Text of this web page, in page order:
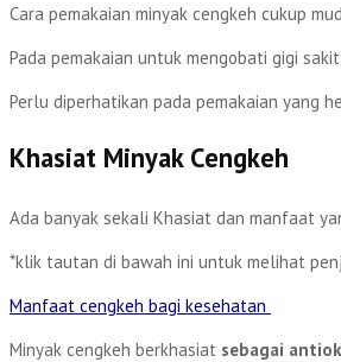
Cara pemakaian minyak cengkeh cukup
Pada pemakaian untuk mengobati gigi
Perlu diperhatikan pada pemakaian yang
Khasiat Minyak Cengkeh
Ada banyak sekali Khasiat dan manfaat
*klik tautan di bawah ini untuk melihat
Manfaat cengkeh bagi kesehatan
Minyak cengkeh berkhasiat sebagai